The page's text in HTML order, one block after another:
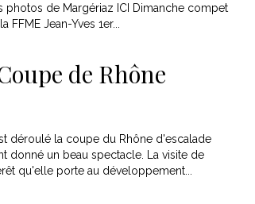
photos de Margériaz ICI Dimanche compet
Jean-Yves 1er...
de Rhône
déroulé la coupe du Rhône d'escalade
donné un beau spectacle. La visite de
qu'elle porte au développement...